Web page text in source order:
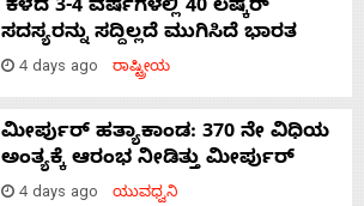
‘ಕಳೆದ 3-4 ವರ್ಷಗಳಲ್ಲಿ 40 ಲಷ್ಕರ್
ಸದಸ್ಯರನ್ನು ಸದ್ದಿಲ್ಲದೆ ಮುಗಿಸಿದೆ ಭಾರತ
4 days ago ರಾಷ್ಟ್ರೀಯ
ಮೀರ್ಪುರ್ ಹತ್ಯಾಕಾಂಡ: 370 ನೇ ವಿಧಿಯ
ಅಂತ್ಯಕ್ಕೆ ಆರಂಭ ನೀಡಿತ್ತು ಮೀರ್ಪುರ್
4 days ago ಯುವಧ್ವನಿ